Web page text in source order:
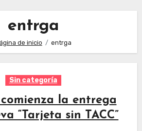
entrga
de inicio entrga
Sin categoría
la entrega
“Tarjeta sin TACC”